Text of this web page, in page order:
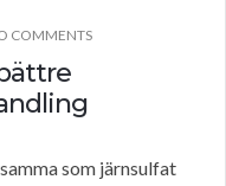
COMMENTS
som järnsulfat